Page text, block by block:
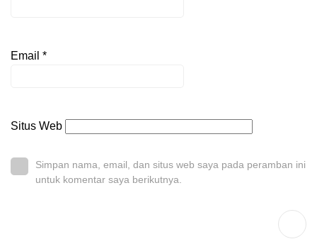
Email *
Situs Web
Simpan nama, email, dan situs web saya pada peramban ini
untuk komentar saya berikutnya.